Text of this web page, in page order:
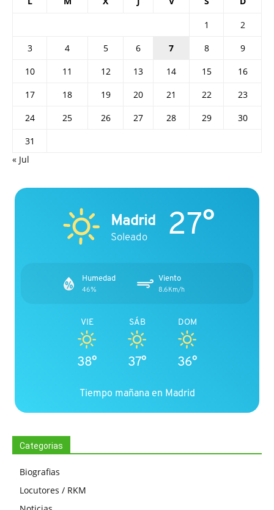
1
2
3
4 5 6 7 8
9
10
11 12 13 14 15
16
17
18 19 20 21 22
23
24
25 26 27 28 29
30
31
« Jul
Madrid
Soleado 27°
Humedad
46%
Viento
8.6Km/h
VIE
38°
SÁB
37°
DOM
36°
Tiempo mañana en Madrid
Categorias
Biografias
Locutores / RKM